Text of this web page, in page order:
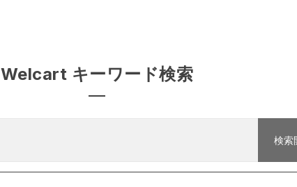
Welcart キーワード検索